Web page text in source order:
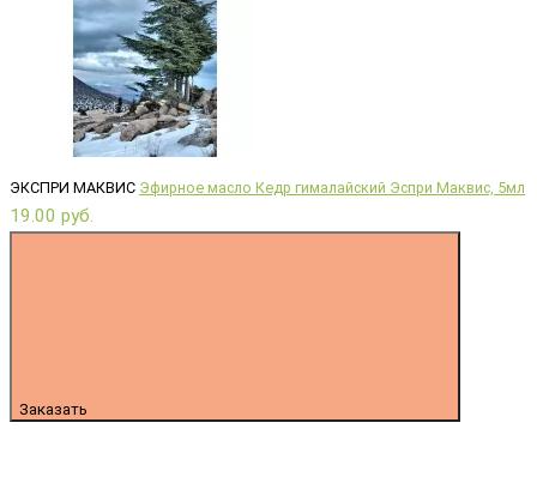
ЭКСПРИ МАКВИС Эфирное масло Кедр гималайский Эспри Маквис, 5мл
19.00 руб.
Заказать